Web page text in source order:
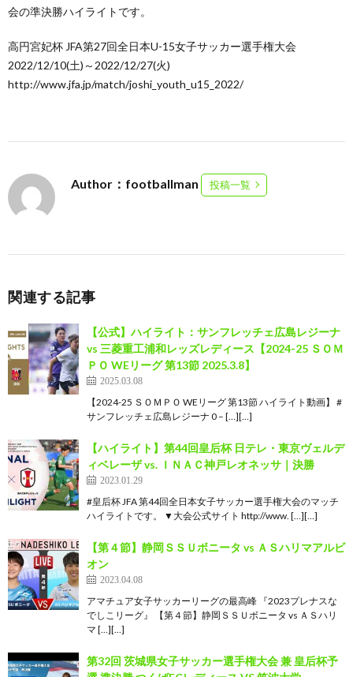
会の準決勝ハイライトです。
高円宮妃杯 JFA第27回全日本U-15女子サッカー選手権大会
2022/12/10(土)～2022/12/27(火)
http://www.jfa.jp/match/joshi_youth_u15_2022/
Author：footballman 投稿一覧
関連する記事
【公式】ハイライト：サンフレッチェ広島レジーナ
vs 三菱重工浦和レッズレディース【2024-25 ＳＯＭ
ＰＯ WEリーグ 第13節 2025.3.8】
2025.03.08
【2024-25 ＳＯＭＰＯ WEリーグ 第13節 ハイライト動画】 #
サンフレッチェ広島レジーナ 0 – […][…]
【ハイライト】第44回皇后杯 日テレ・東京ヴェルデ
ィベレーザ vs. ＩＮＡＣ神戸レオネッサ｜決勝
2023.01.29
#皇后杯 JFA 第44回全日本女子サッカー選手権大会のマッチ
ハイライトです。 ▼大会公式サイト http://www. […][…]
【第４節】静岡ＳＳＵボニータ vs ＡＳハリマアルビ
オン
2023.04.08
アマチュア女子サッカーリーグの最高峰 『2023プレナスな
でしこリーグ』 【第４節】静岡ＳＳＵボニータ vs ＡＳハリ
マ […][…]
第32回 茨城県女子サッカー選手権大会 兼 皇后杯予